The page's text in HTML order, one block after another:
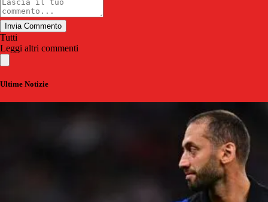
Invia Commento
Tutti
Leggi altri commenti
Ultime Notizie